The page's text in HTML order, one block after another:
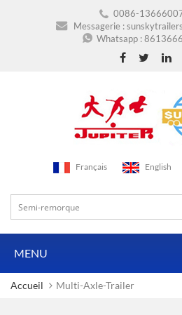
0086-
Messagerie :
Whatsapp :
Français English
MENU
Accueil Multi-Axle-Trailer